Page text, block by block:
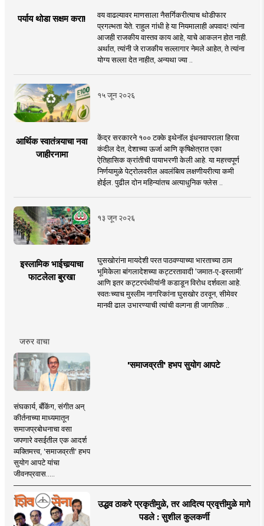
पर्याय थोडा सक्षम करा!
वय वाढल्यावर माणसाला नैसर्गिकरीत्याच थोडीफार
प्रगल्भता येते. राहुल गांधी हे या नियमालाही अपवाद! त्यांना
आजही राजकीय वास्तव काय आहे, याचे आकलन होत नाही.
अर्थात, त्यांनी जे राजकीय सल्लागार नेमले आहेत, ते त्यांना
योग्य सल्ला देत नाहीत, अन्यथा ज्या ..
१५ जून २०२६
आर्थिक स्वातंत्र्याचा नवा
जाहीरनामा
केंद्र सरकारने १०० टक्के इथेनॉल इंधनवापराला हिरवा
कंदील देत, देशाच्या ऊर्जा आणि कृषिक्षेत्रात एका
ऐतिहासिक क्रांतीची पायाभरणी केली आहे. या महत्त्वपूर्ण
निर्णयामुळे पेट्रोलवरील अवलंबित्व लक्षणीयरीत्या कमी
होईल. पुढील दोन महिन्यांतच अत्याधुनिक फ्लेस ..
१३ जून २०२६
इस्लामिक भाईचार्‍याचा
फाटलेला बुरखा
घुसखोरांना मायदेशी परत पाठवण्याच्या भारताच्या ठाम
भूमिकेला बांगलादेशच्या कट्टरतावादी ‘जमात-ए-इस्लामी’
आणि इतर कट्टरपंथीयांनी कडाडून विरोध दर्शवला आहे.
स्वतःच्याच मुस्लीम नागरिकांना घुसखोर ठरवून, सीमेवर
मानवी ढाल उभारण्याची त्यांची वल्गना ही जागतिक ..
जरुर वाचा
'समाजव्रती' हभप सुयोग आपटे
संघकार्य, बँकिंग, संगीत अन्
कीर्तनाच्या माध्यमातून
समाजप्रबोधनाचा वसा
जपणारे वसईतील एक आदर्श
व्यक्तिमत्त्व, 'समाजव्रती' हभप
सुयोग आपटे यांचा
जीवनप्रवास.....
उद्धव ठाकरे प्रकृतीमुळे, तर आदित्य प्रवृत्तीमुळे मागे
पडले : सुशील कुलकर्णी